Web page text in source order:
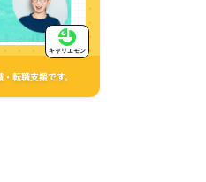
転職支援です。
キャリエモン